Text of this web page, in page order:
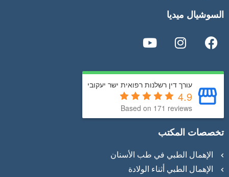
السوشيال ميديا
עורך דין רשלנות רפואית ישר יעקובי
4.9
Based on 171 reviews
تخصصات المكتب
الإهمال الطبي في طب الأسنان
الإهمال الطبي أثناء الولادة